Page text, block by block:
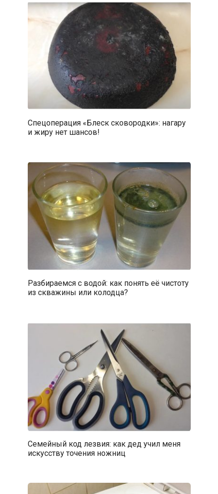
Спецоперация «Блеск сковородки»: нагару
и жиру нет шансов!
Разбираемся с водой: как понять её чистоту
из скважины или колодца?
Семейный код лезвия: как дед учил меня
искусству точения ножниц